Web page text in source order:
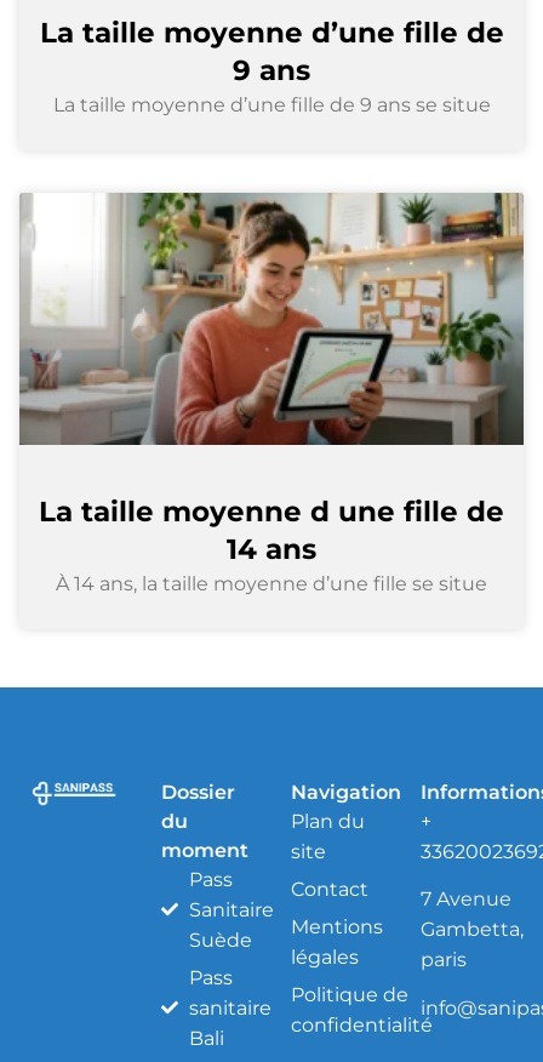
La taille moyenne d’une fille de
9 ans
La taille moyenne d’une fille de 9 ans se situe
La taille moyenne d une fille de
14 ans
À 14 ans, la taille moyenne d’une fille se situe
Dossier
du
moment
Pass
Sanitaire
Suède
Pass
sanitaire
Bali
Navigation
Plan du
site
Contact
Mentions
légales
Politique de
confidentialité
+
7 Avenue
Gambetta,
paris